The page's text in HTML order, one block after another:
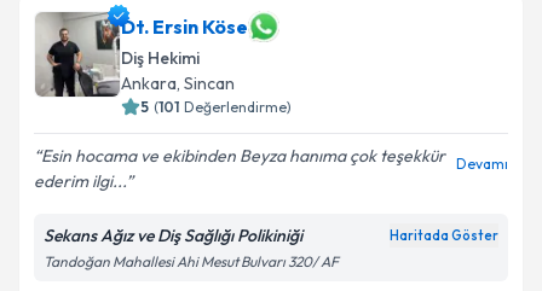
Dt. Ersin Köse
Diş Hekimi
Ankara, Sincan
5 (101 Değerlendirme)
Esin hocama ve ekibinden Beyza hanıma çok teşekkür
ederim ilgi...
Devamı
Sekans Ağız ve Diş Sağlığı Polikiniği Haritada Göster
Tandoğan Mahallesi Ahi Mesut Bulvarı 320/ AF